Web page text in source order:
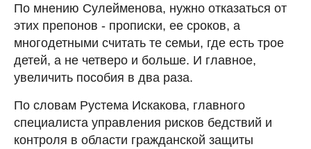
По мнению Сулейменова, нужно отказаться от
этих препонов - прописки, ее сроков, а
многодетными считать те семьи, где есть трое
детей, а не четверо и больше. И главное,
увеличить пособия в два раза.
По словам Рустема Искакова, главного
специалиста управления рисков бедствий и
контроля в области гражданской защиты